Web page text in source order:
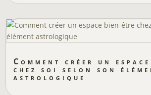
Comment créer un
chez soi selon son
astrologique